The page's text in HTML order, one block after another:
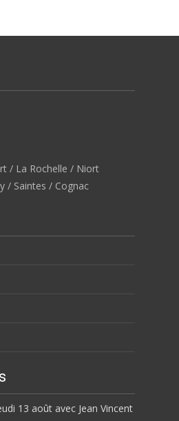
/ La Rochelle / Niort
/ Saintes / Cognac
13 août avec Jean Vincent